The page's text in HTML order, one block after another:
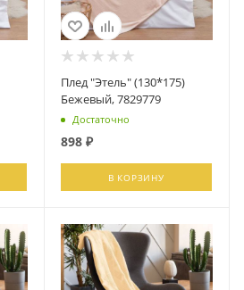
Плед "Этель" (130*175)
Бежевый, 7829779
Достаточно
898₽
В КОРЗИНУ